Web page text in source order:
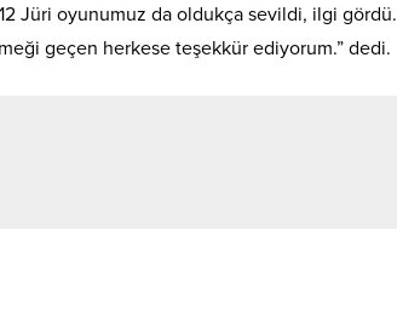
Jüri oyunumuz da oldukça sevildi, ilgi gördü.
geçen herkese teşekkür ediyorum.” dedi.